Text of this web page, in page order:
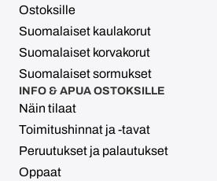
Ostoksille
Suomalaiset kaulakorut
Suomalaiset korvakorut
Suomalaiset sormukset
INFO & APUA OSTOKSILLE
Näin tilaat
Toimitushinnat ja -tavat
Peruutukset ja palautukset
Oppaat